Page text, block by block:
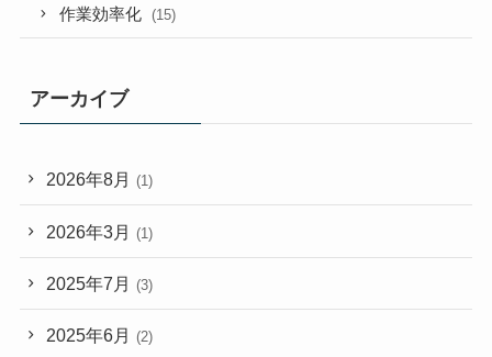
作業効率化 (15)
アーカイブ
2026年8月 (1)
2026年3月 (1)
2025年7月 (3)
2025年6月 (2)